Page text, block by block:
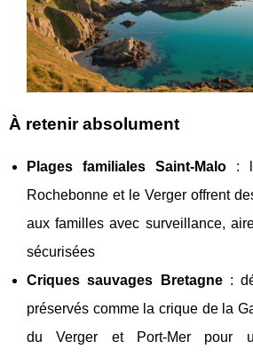
À retenir absolument
Plages familiales Saint-Malo :
Rochebonne et le Verger offrent
aux familles avec surveillance,
sécurisées
Criques sauvages Bretagne:
préservés comme la crique de la
du Verger et Port-Mer pour